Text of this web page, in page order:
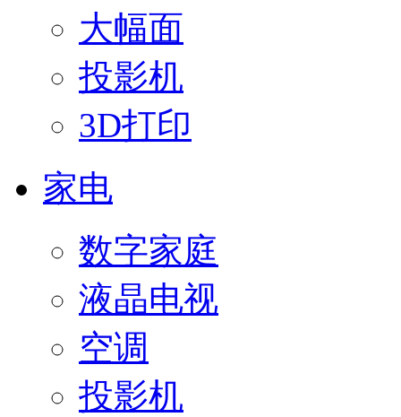
大幅面
投影机
3D打印
家电
数字家庭
液晶电视
空调
投影机